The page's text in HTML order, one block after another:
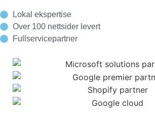
Lokal ekspertise
Over 100 nettsider levert
Fullservicepartner